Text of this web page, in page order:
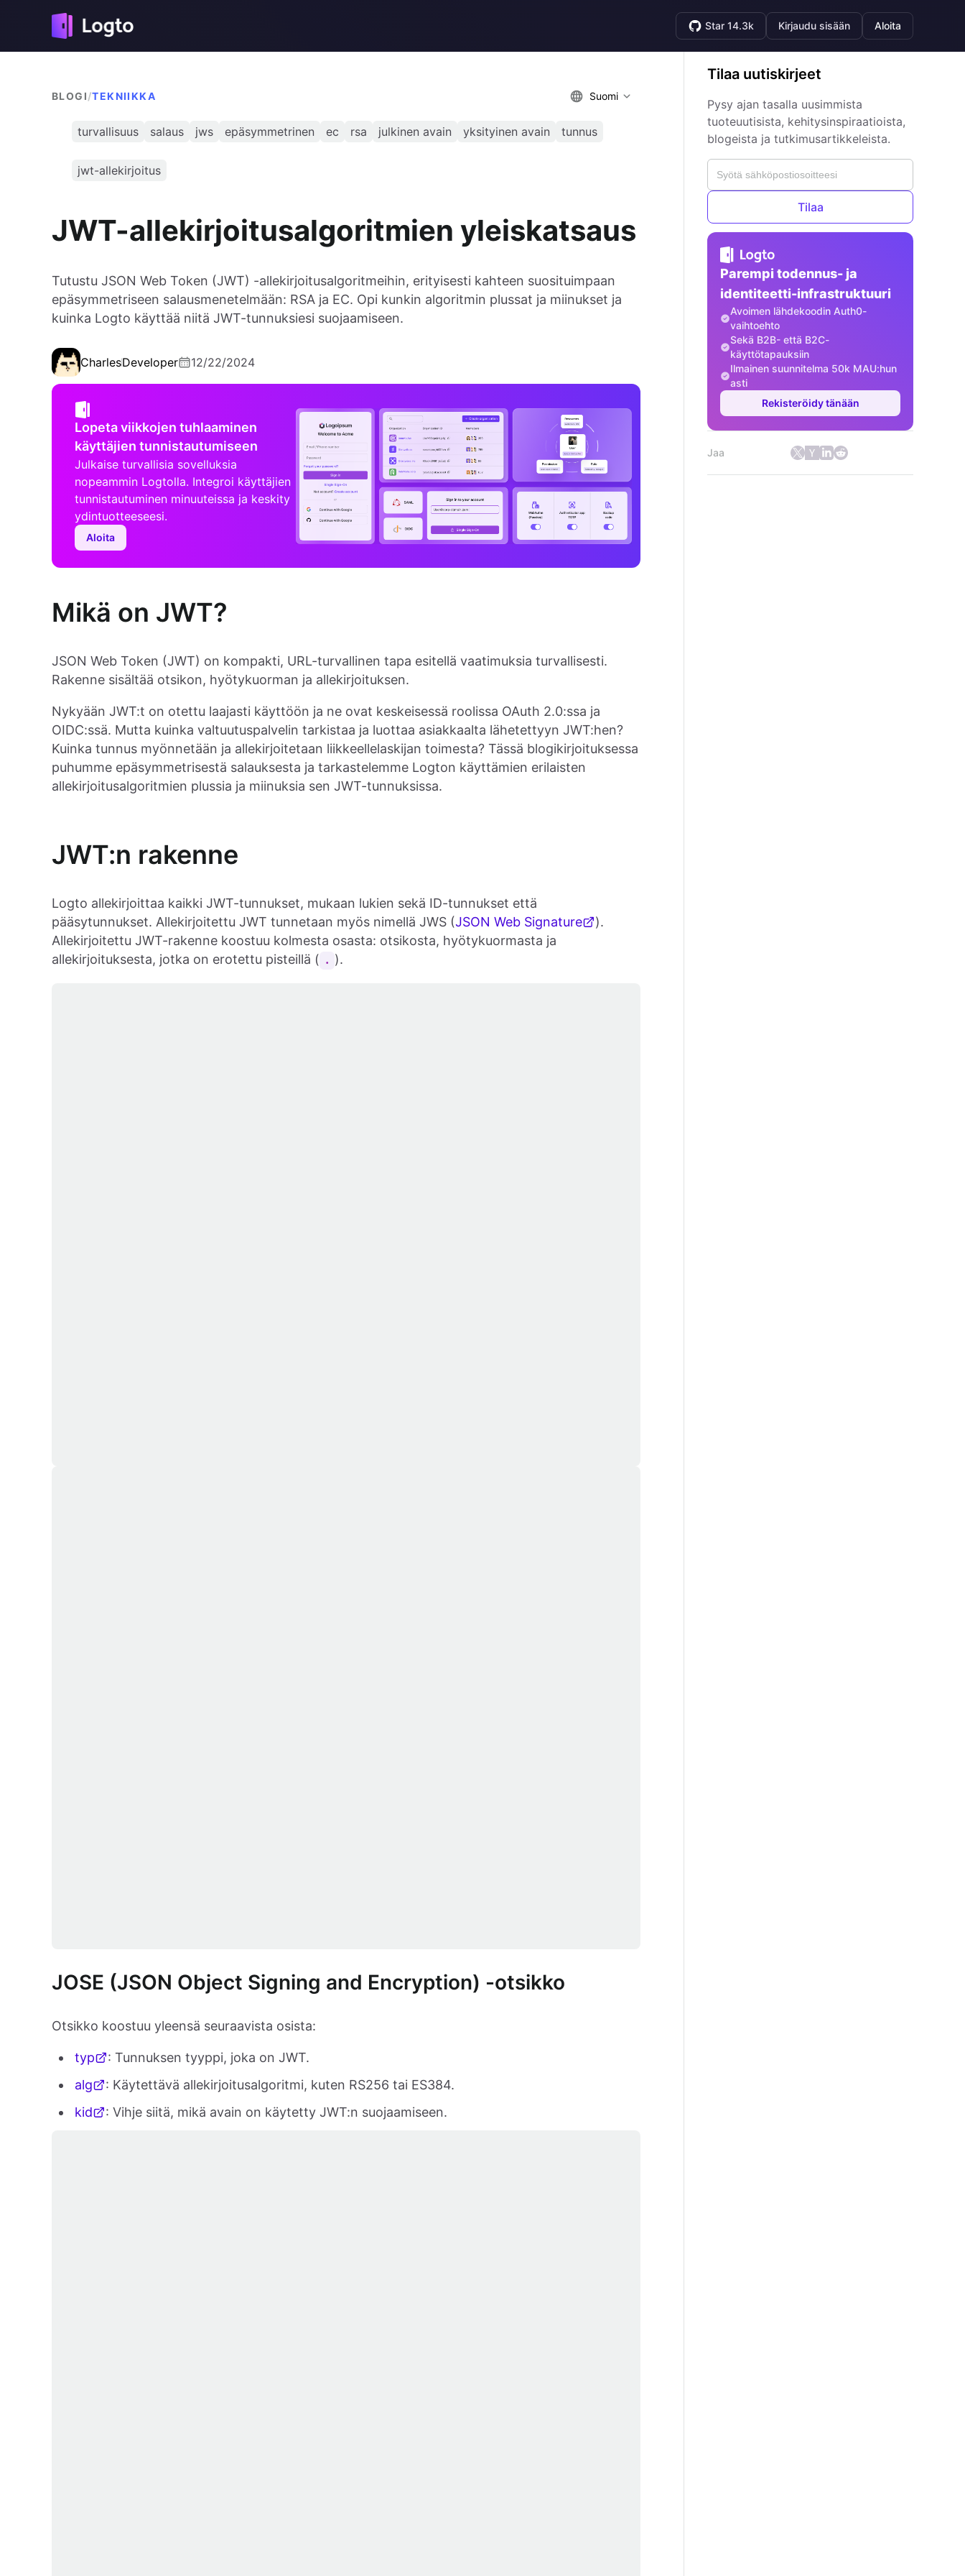
Star 14.3k Kirjaudu sisään Aloita
BLOGI/TEKNIIKKA Suomi
turvallisuus salaus jws epäsymmetrinen ec rsa julkinen avain yksityinen avain tunnus
jwt-allekirjoitus
JWT-allekirjoitusalgoritmien yleiskatsaus
Tutustu JSON Web Token (JWT) -allekirjoitusalgoritmeihin, erityisesti kahteen suosituimpaan
epäsymmetriseen salausmenetelmään: RSA ja EC. Opi kunkin algoritmin plussat ja miinukset ja
kuinka Logto käyttää niitä JWT-tunnuksiesi suojaamiseen.
CharlesDeveloper 12/22/2024
Lopeta viikkojen tuhlaaminen
käyttäjien tunnistautumiseen
Julkaise turvallisia sovelluksia
nopeammin Logtolla. Integroi käyttäjien
tunnistautuminen minuuteissa ja keskity
ydintuotteeseesi.
Aloita
Mikä on JWT?
JSON Web Token (JWT) on kompakti, URL-turvallinen tapa esitellä vaatimuksia turvallisesti.
Rakenne sisältää otsikon, hyötykuorman ja allekirjoituksen.
Nykyään JWT:t on otettu laajasti käyttöön ja ne ovat keskeisessä roolissa OAuth 2.0:ssa ja
OIDC:ssä. Mutta kuinka valtuutuspalvelin tarkistaa ja luottaa asiakkaalta lähetettyyn JWT:hen?
Kuinka tunnus myönnetään ja allekirjoitetaan liikkeellelaskijan toimesta? Tässä blogikirjoituksessa
puhumme epäsymmetrisestä salauksesta ja tarkastelemme Logton käyttämien erilaisten
allekirjoitusalgoritmien plussia ja miinuksia sen JWT-tunnuksissa.
JWT:n rakenne
Logto allekirjoittaa kaikki JWT-tunnukset, mukaan lukien sekä ID-tunnukset että
pääsytunnukset. Allekirjoitettu JWT tunnetaan myös nimellä JWS (JSON Web Signature
).
Allekirjoitettu JWT-rakenne koostuu kolmesta osasta: otsikosta, hyötykuormasta ja
allekirjoituksesta, jotka on erotettu pisteillä ( . ).
JOSE (JSON Object Signing and Encryption) -otsikko
Otsikko koostuu yleensä seuraavista osista:
typ
: Tunnuksen tyyppi, joka on JWT.
alg
: Käytettävä allekirjoitusalgoritmi, kuten RS256 tai ES384.
kid
: Vihje siitä, mikä avain on käytetty JWT:n suojaamiseen.
Tilaa uutiskirjeet
Pysy ajan tasalla uusimmista
tuoteuutisista, kehitysinspiraatioista,
blogeista ja tutkimusartikkeleista.
Tilaa
Parempi todennus- ja
identiteetti-infrastruktuuri
Avoimen lähdekoodin Auth0-
vaihtoehto
Sekä B2B- että B2C-
käyttötapauksiin
Ilmainen suunnitelma 50k MAU:hun
asti
Rekisteröidy tänään
Jaa